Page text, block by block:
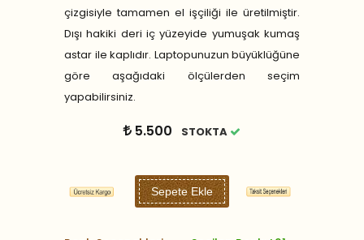
çizgisiyle tamamen el işçiliği ile üretilmiştir.
Dışı hakiki deri iç yüzeyide yumuşak kumaş
astar ile kaplıdır. Laptopunuzun büyüklüğüne
göre aşağıdaki ölçülerden seçim
yapabilirsiniz.
5.500 STOKTA
Sepete Ekle